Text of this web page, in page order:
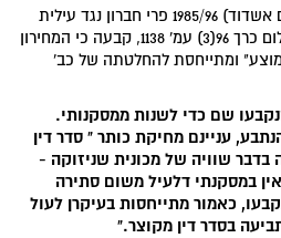
כב' השופטת מרוז בת"א (שלום אשדוד) 1985/96 פרי חברון נגד עילית
חברה לביטוח בע"מ, תקדין-שלום כרך 96(3) עמ' 1138, קבעה כי המחירון
ומתייחסת להחלטתה של כב'
שם כדי לשנות ממסקנותי.
עניינם מחיקת כותר " סדר דין
בדבר שוויה של מכונית שניזוקה -
במסקנתי דלעיל משום סתירה
כאמור מתייחסות בעיקרן לעול
בסדר דין מקוצר."